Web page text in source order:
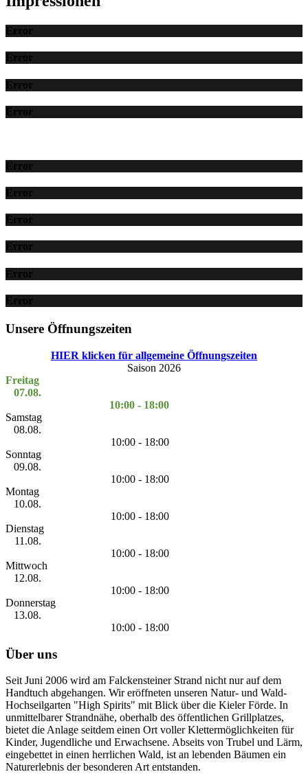
Error
Error
Error
Error
Error
Error
Error
Error
Error
Error
Unsere Öffnungszeiten
HIER klicken für allgemeine Öffnungszeiten
Saison 2026
Freitag
07.08.
10:00 - 18:00
Samstag
08.08.
10:00 - 18:00
Sonntag
09.08.
10:00 - 18:00
Montag
10.08.
10:00 - 18:00
Dienstag
11.08.
10:00 - 18:00
Mittwoch
12.08.
10:00 - 18:00
Donnerstag
13.08.
10:00 - 18:00
Über uns
Seit Juni 2006 wird am Falckensteiner Strand nicht nur auf dem
Handtuch abgehangen. Wir eröffneten unseren Natur- und Wald-
Hochseilgarten "High Spirits" mit Blick über die Kieler Förde. In
unmittelbarer Strandnähe, oberhalb des öffentlichen Grillplatzes,
bietet die Anlage seitdem einen Ort voller Klettermöglichkeiten für
Kinder, Jugendliche und Erwachsene. Abseits von Trubel und Lärm,
eingebettet in einen herrlichen Wald, ist an lebenden Bäumen ein
Naturerlebnis der besonderen Art entstanden.